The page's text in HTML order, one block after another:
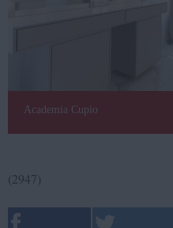
Academia Cupio
(2947)